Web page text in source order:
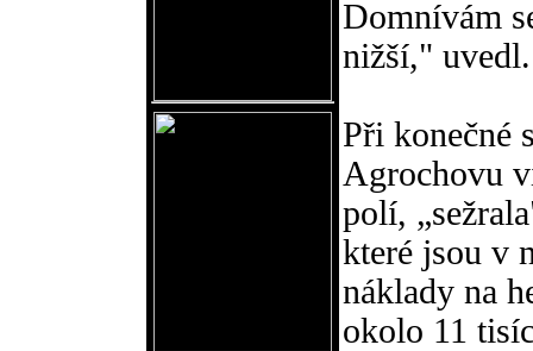
Domnívám
nižší," uvedl.
Při konečné
Agrochovu
polí,
které jsou v
náklady na
okolo 11